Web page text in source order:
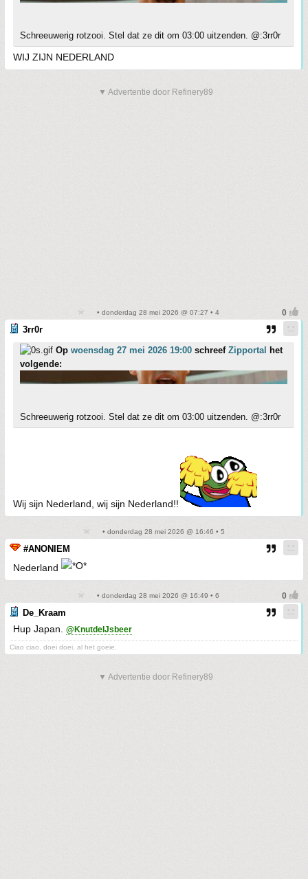
Schreeuwerig rotzooi. Stel dat ze dit om 03:00 uitzenden. @:3rr0r
WIJ ZIJN NEDERLAND
▼ Advertentie door Refinery89
• donderdag 28 mei 2026 @ 07:27 • 4
3rr0r
Op woensdag 27 mei 2026 19:00 schreef Zipportal het
volgende:
Schreeuwerig rotzooi. Stel dat ze dit om 03:00 uitzenden. @:3rr0r
Wij sijn Nederland, wij sijn Nederland!!
• donderdag 28 mei 2026 @ 16:46 • 5
#ANONIEM
Nederland
• donderdag 28 mei 2026 @ 16:49 • 6
De_Kraam
Hup Japan. @KnutdeIJsbeer
Ciao ciao, doei doei, al het goeie.
▼ Advertentie door Refinery89